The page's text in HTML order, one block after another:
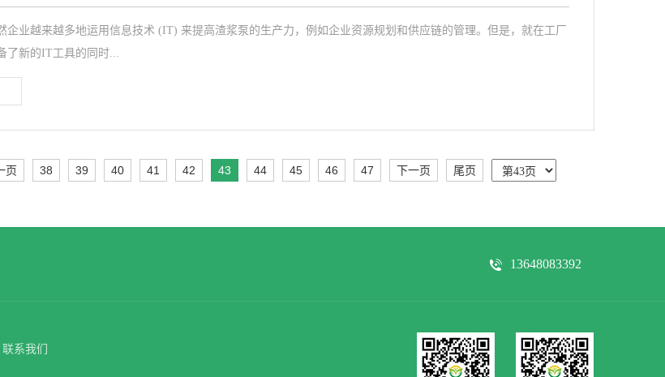
业越来越多地运用信息技术 (IT) 来提高渣浆泵的生产力，例如企业资源规划和供应链的管理。但是，就在工厂
了新的IT工具的同时...
页 38 39 40 41 42 43 44 45 46 47 下一页 尾页
13648083392
联系我们